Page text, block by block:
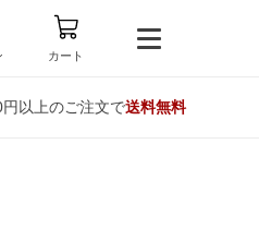
カート
以上のご注文で送料無料